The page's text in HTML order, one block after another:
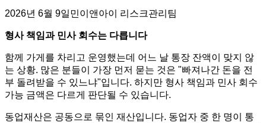
2026년 6월 9일민이앤아이 리스크관리팀
형사 책임과 민사 회수는 다릅니다
함께 가게를 차리고 운영했는데 어느 날 통장 잔액이 맞지 않
는 상황. 많은 분들이 가장 먼저 묻는 것은 "빠져나간 돈을 전
부 돌려받을 수 있느냐"입니다. 하지만 형사 책임과 민사 회수
가능 금액은 다르게 판단될 수 있습니다.
동업재산은 공동으로 묶인 재산입니다. 동업자 중 한 명이 통